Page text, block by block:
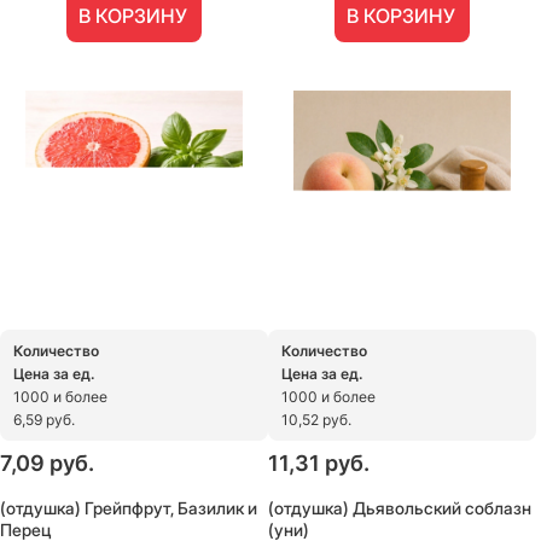
В КОРЗИНУ В КОРЗИНУ
Количество
Цена за ед.
1000 и более
6,59 руб.
7,09 руб.
(отдушка) Грейпфрут, Базилик и
Перец
Количество
Цена за ед.
1000 и более
10,52 руб.
11,31 руб.
(отдушка) Дьявольский соблазн
(уни)